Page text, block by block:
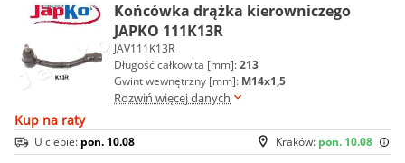
Końcówka drążka kierowniczego
JAPKO 111K13R
JAV111K13R
Długość całkowita [mm]:213
Gwint wewnętrzny [mm]: M14x1,5
Rozwiń więcej danych
Kup na raty
Kraków: pon. 10.08
U ciebie: pon. 10.08